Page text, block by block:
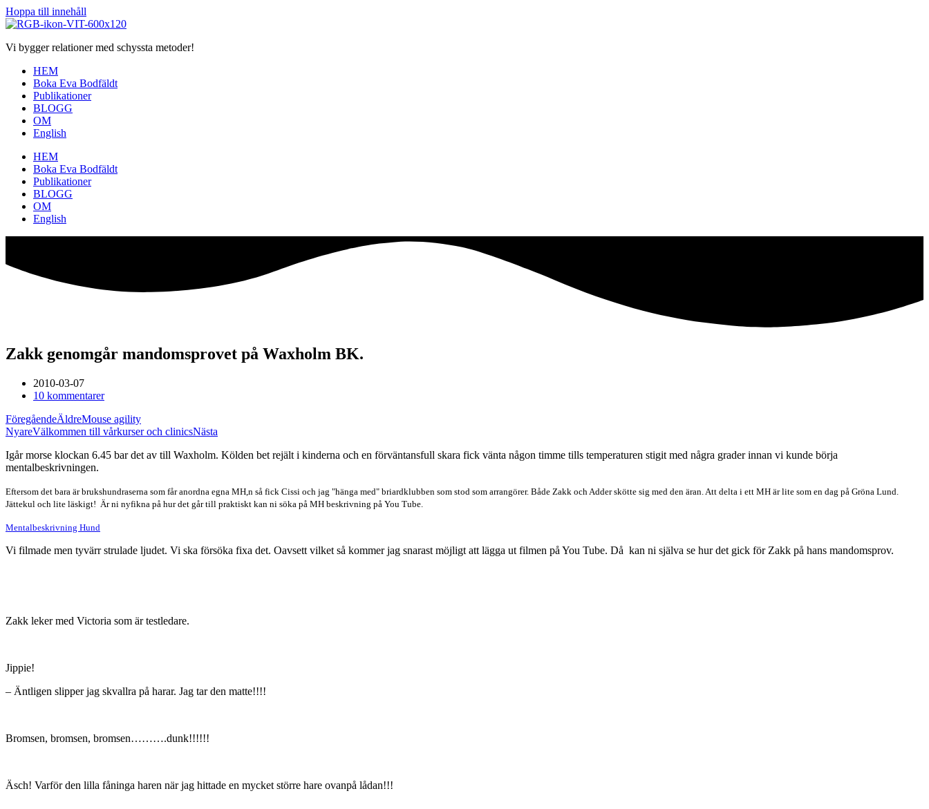
Hoppa till innehåll
Vi bygger relationer med schyssta metoder!
HEM
Boka Eva Bodfäldt
Publikationer
BLOGG
OM
English
HEM
Boka Eva Bodfäldt
Publikationer
BLOGG
OM
English
Zakk genomgår mandomsprovet på Waxholm BK.
2010-03-07
10 kommentarer
FöregåendeÄldreMouse agility
NyareVälkommen till vårkurser och clinicsNästa
Igår morse klockan 6.45 bar det av till Waxholm. Kölden bet rejält i kinderna och en förväntansfull skara fick vänta någon timme tills temperaturen stigit med några grader innan vi kunde börja
mentalbeskrivningen.
Eftersom det bara är brukshundraserna som får anordna egna MH,n så fick Cissi och jag "hänga med" briardklubben som stod som arrangörer. Både Zakk och Adder skötte sig med den äran. Att delta i ett MH är lite som en dag på Gröna Lund.
Jättekul och lite läskigt! Är ni nyfikna på hur det går till praktiskt kan ni söka på MH beskrivning på You Tube.
Mentalbeskrivning Hund
Vi filmade men tyvärr strulade ljudet. Vi ska försöka fixa det. Oavsett vilket så kommer jag snarast möjligt att lägga ut filmen på You Tube. Då kan ni själva se hur det gick för Zakk på hans mandomsprov.
Zakk leker med Victoria som är testledare.
Jippie!
– Äntligen slipper jag skvallra på harar. Jag tar den matte!!!!
Bromsen, bromsen, bromsen……….dunk!!!!!!
Äsch! Varför den lilla fåninga haren när jag hittade en mycket större hare ovanpå lådan!!!